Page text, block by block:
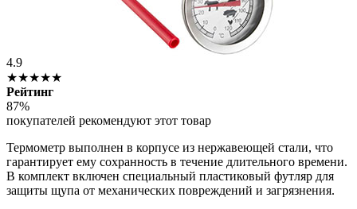
4.9
★★★★★
Рейтинг
87%
покупателей рекомендуют этот товар
Термометр выполнен в корпусе из нержавеющей стали, что
гарантирует ему сохранность в течение длительного времени.
В комплект включен специальный пластиковый футляр для
защиты щупа от механических повреждений и загрязнения.